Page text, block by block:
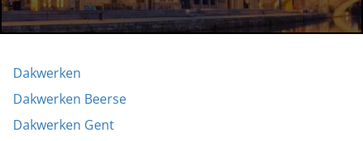
Dakwerken
Dakwerken Beerse
Dakwerken Gent